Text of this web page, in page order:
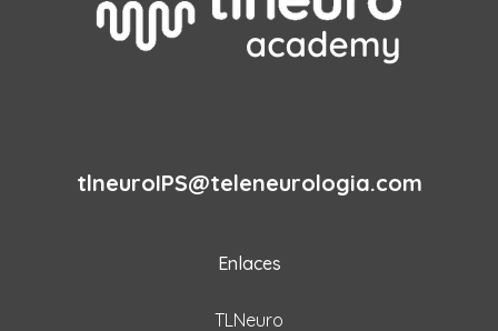
tlneuroIPS@teleneurologia.com
Enlaces
TLNeuro